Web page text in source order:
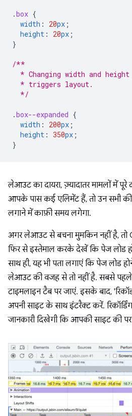
.box {
width : 20px ;
height : 20px ;
}
/**
  * Changing width and height
  * triggers layout.
  */
.box--expanded {
width : 200px ;
height : 350px ;
}
लेआउट का दायरा, ज़्यादातर मामलों में
आपके पास कई एलिमेंट हैं, तो उन सभी
लगाने में काफ़ी समय लगेगा.
अगर लेआउट से बचना मुमकिन नहीं है, तो
फिर से इस्तेमाल करके देखें कि पेज लोड
साथ ही, यह भी पता लगाएं कि पेज लोड
लेआउट की वजह से तो नहीं है. सबसे
टाइमलाइन टैब पर जाएं. इसके बाद,
अपनी साइट के साथ इंटरैक्ट करें.
जानकारी दिखेगी कि आपकी साइट की